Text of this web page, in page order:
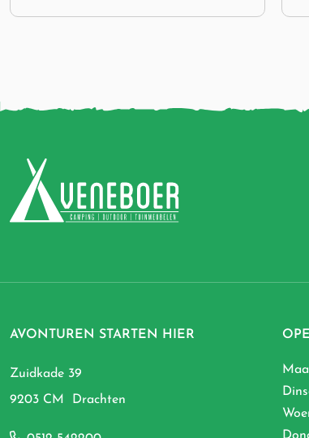
AVONTUREN STARTEN HIER
Zuidkade 39
9203 CM Drachten